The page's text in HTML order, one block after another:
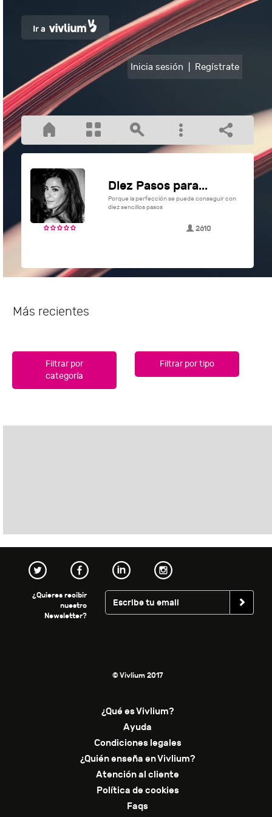
Inicia sesión Regístrate
Diez Pasos para...
Porque la perfección se puede conseguir con
diez sencillos pasos
2610
Más recientes
Filtrar por
categoría
Filtrar por tipo
¿Quieres recibir
nuestro
Newsletter?
© Vivlium 2017
¿Qué es Vivlium?
Ayuda
Condiciones legales
¿Quién enseña en Vivlium?
Atención al cliente
Política de cookies
Faqs